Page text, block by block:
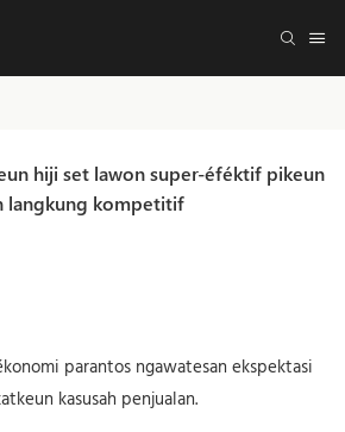
hiji set lawon super-éféktif pikeun
langkung kompetitif
parantos ngawatesan ekspektasi
kasusah penjualan.